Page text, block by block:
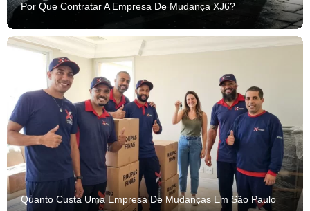
Por Que Contratar A Empresa De Mudança XJ6?
Quanto Custa Uma Empresa De Mudanças Em São Paulo